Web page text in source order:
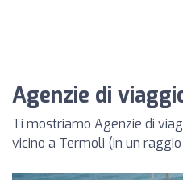
Agenzie di
Ti mostriamo Agenzie di
vicino a Termoli (in un